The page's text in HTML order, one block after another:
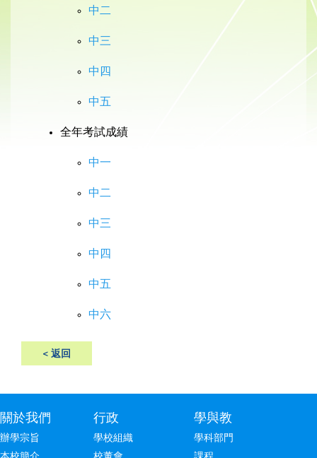
中二
中三
中四
中五
全年考試成績
中一
中二
中三
中四
中五
中六
< 返回
關於我們
辦學宗旨
行政
學校組織
學與教
學科部門